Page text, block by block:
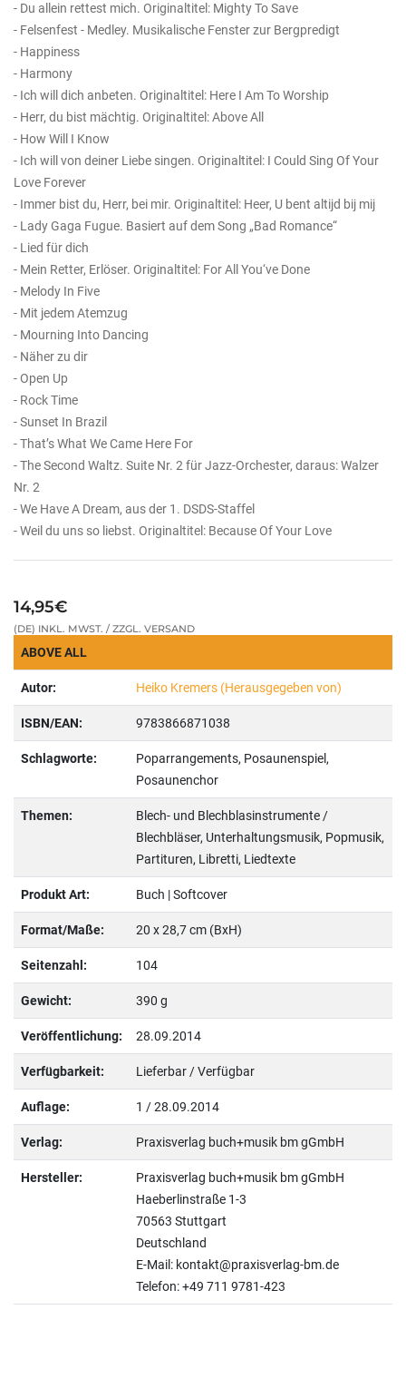
- Du allein rettest mich. Originaltitel: Mighty To Save
- Felsenfest - Medley. Musikalische Fenster zur Bergpredigt
- Happiness
- Harmony
- Ich will dich anbeten. Originaltitel: Here I Am To Worship
- Herr, du bist mächtig. Originaltitel: Above All
- How Will I Know
- Ich will von deiner Liebe singen. Originaltitel: I Could Sing Of Your
Love Forever
- Immer bist du, Herr, bei mir. Originaltitel: Heer, U bent altijd bij mij
- Lady Gaga Fugue. Basiert auf dem Song „Bad Romance“
- Lied für dich
- Mein Retter, Erlöser. Originaltitel: For All You‘ve Done
- Melody In Five
- Mit jedem Atemzug
- Mourning Into Dancing
- Näher zu dir
- Open Up
- Rock Time
- Sunset In Brazil
- That’s What We Came Here For
- The Second Waltz. Suite Nr. 2 für Jazz-Orchester, daraus: Walzer
Nr. 2
- We Have A Dream, aus der 1. DSDS-Staffel
- Weil du uns so liebst. Originaltitel: Because Of Your Love
14,95€
(DE) INKL. MWST. / ZZGL. VERSAND
ABOVE ALL
Autor: Heiko Kremers (Herausgegeben von)
ISBN/EAN: 9783866871038
Schlagworte:
Poparrangements, Posaunenspiel,
Posaunenchor
Themen:
Blech- und Blechblasinstrumente /
Blechbläser, Unterhaltungsmusik, Popmusik,
Partituren, Libretti, Liedtexte
Produkt Art: Buch | Softcover
Format/Maße: 20 x 28,7 cm (BxH)
Seitenzahl: 104
Gewicht: 390 g
Veröffentlichung: 28.09.2014
Verfügbarkeit: Lieferbar / Verfügbar
Auflage: 1 / 28.09.2014
Verlag: Praxisverlag buch+musik bm gGmbH
Hersteller:
Praxisverlag buch+musik bm gGmbH
Haeberlinstraße 1-3
70563 Stuttgart
Deutschland
E-Mail: kontakt@praxisverlag-bm.de
Telefon: +49 711 9781-423